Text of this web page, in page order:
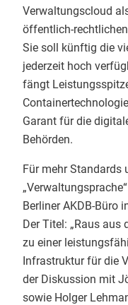
Verwaltungscloud
öffentlich-
Sie soll künftig die
jederzeit hoch
fängt
Garant für die
Behörden.
Für mehr Standards
Berliner AKDB-Büro
Der Titel: „Raus aus
zu einer
Infrastruktur für die
der Diskussion mit
sowie Holger